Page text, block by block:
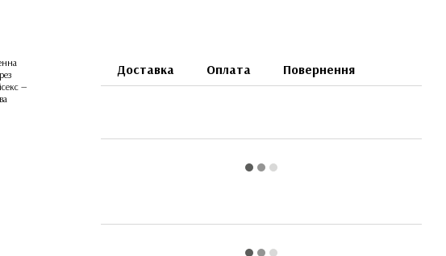
Доставка Оплата Повернення